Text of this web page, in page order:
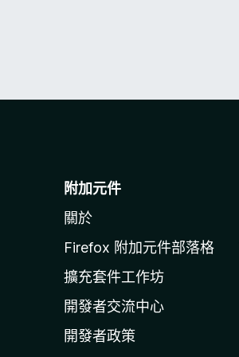
附加元件
關於
Firefox 附加元件部落格
擴充套件工作坊
開發者交流中心
開發者政策